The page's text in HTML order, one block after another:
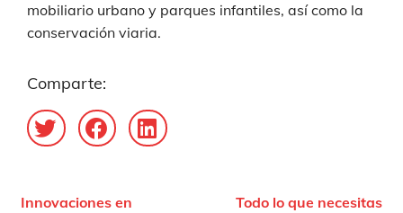
mobiliario urbano y parques infantiles, así como la
conservación viaria.
Comparte:
Innovaciones en
Todo lo que necesitas